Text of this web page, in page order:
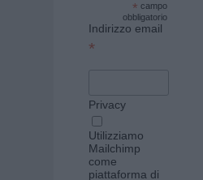
* campo
obbligatorio
Indirizzo email
*
Privacy
Utilizziamo
Mailchimp
come
piattaforma di